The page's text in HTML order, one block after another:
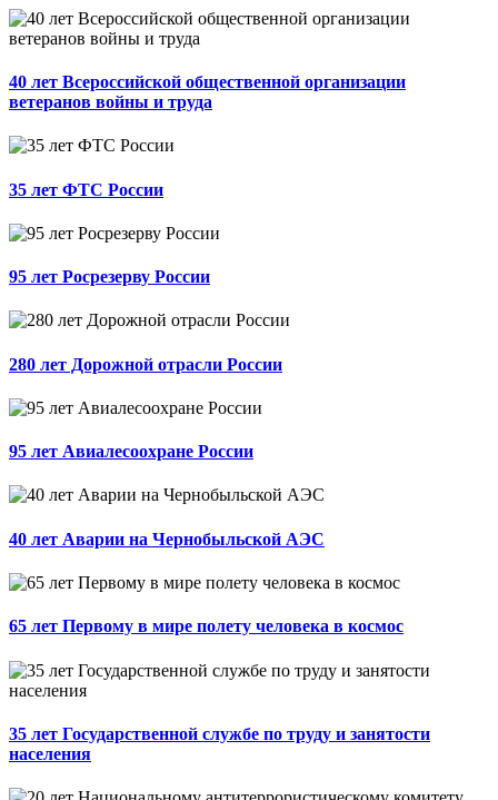
40 лет Всероссийской общественной организации
ветеранов войны и труда
35 лет ФТС России
95 лет Росрезерву России
280 лет Дорожной отрасли России
95 лет Авиалесоохране России
40 лет Аварии на Чернобыльской АЭС
65 лет Первому в мире полету человека в космос
35 лет Государственной службе по труду и занятости
населения